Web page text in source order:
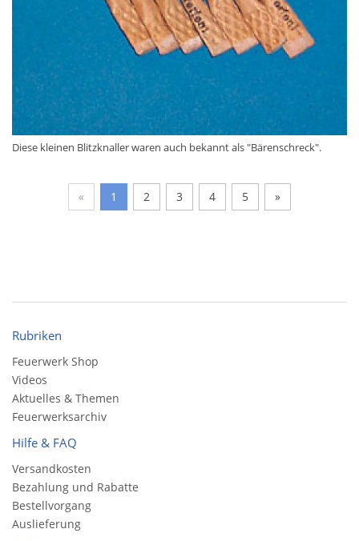
Diese kleinen Blitzknaller waren auch bekannt als "Bärenschreck".
« 1 2 3 4 5 »
Rubriken
Feuerwerk Shop
Videos
Aktuelles & Themen
Feuerwerksarchiv
Hilfe & FAQ
Versandkosten
Bezahlung und Rabatte
Bestellvorgang
Auslieferung